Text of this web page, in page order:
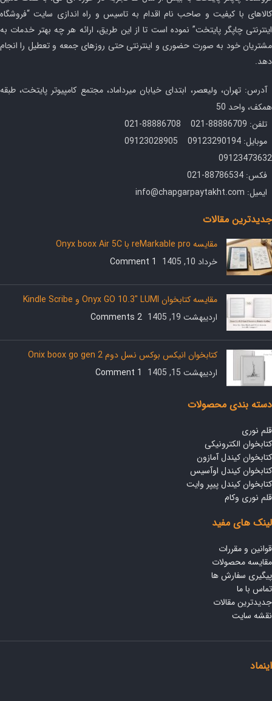
کالاهای با کیفیت و صاحب نام اقدام به تاسیس و راه اندازی سایت “فروشگاه
اینترنتی چاپگر پایتخت” نموده است تا از این طریق، ارائه هر چه بهتر خدمات به
مشتریان خود به صورت حضوری و اینترنتی حتی روزهای جمعه و تعطیل را انجام
دهد.
آدرس: تهران، ولیعصر، ابتدای خیابان میرداماد، مجتمع کامپیوتر پایتخت، طبقه
همکف، واحد 50
تلفن: 88886709-021 88886708-021
موبایل: 09123290194 09123028905
09123473632
فکس: 88786534-021
ایمیل: info@chapgarpaytakht.com
جدیدترین مقالات
مقایسه reMarkable pro با Onyx boox Air 5C
خرداد 10, 1405
1 Comment
مقایسه کتابخوان Onyx GO 10.3″ LUMI و Kindle Scribe
اردیبهشت 19, 1405
2 Comments
کتابخوان انیکس بوکس نسل دوم Onix boox go gen 2
اردیبهشت 15, 1405
1 Comment
دسته بندی محصولات
قلم نوری
کتابخوان الکترونیکی
کتابخوان کیندل آمازون
کتابخوان کیندل اوآسیس
کتابخوان کیندل پیپر وایت
قلم نوری وکام
لینک های مفید
قوانین و مقررات
مقایسه محصولات
پیگیری سفارش ها
تماس با ما
جدیدترین مقالات
نقشه سایت
اینماد